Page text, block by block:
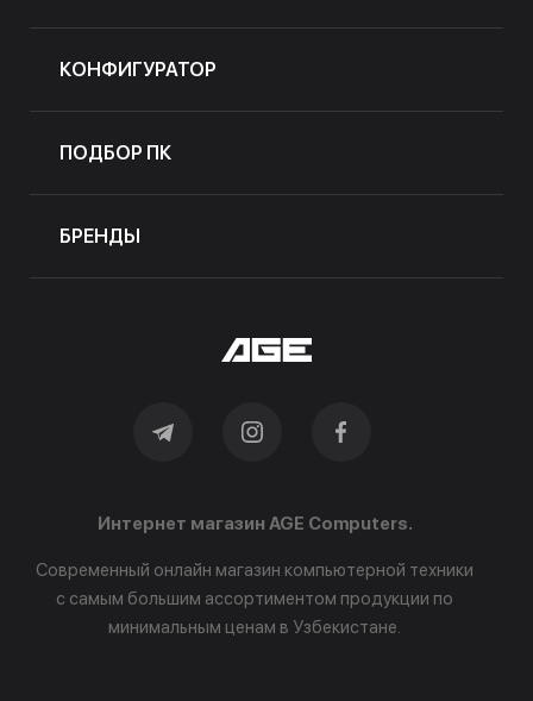
КОНФИГУРАТОР
ПОДБОР ПК
БРЕНДЫ
Интернет магазин AGE Computers.
Современный онлайн магазин компьютерной техники
с самым большим ассортиментом продукции по
минимальным ценам в Узбекистане.